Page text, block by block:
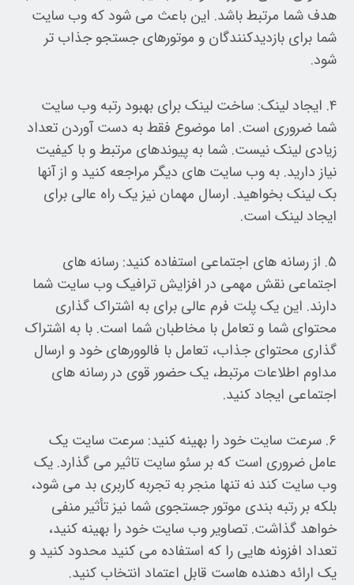
هدف شما مرتبط باشد. این باعث می شود که وب سایت
شما برای بازدیدکنندگان و موتورهای جستجو جذاب تر
شود.
۴. ایجاد لینک: ساخت لینک برای بهبود رتبه وب سایت
شما ضروری است. اما موضوع فقط به دست آوردن تعداد
زیادی لینک نیست. شما به پیوندهای مرتبط و با کیفیت
نیاز دارید. به وب سایت های دیگر مراجعه کنید و از آنها
بک لینک بخواهید. ارسال مهمان نیز یک راه عالی برای
ایجاد لینک است.
۵. از رسانه های اجتماعی استفاده کنید: رسانه های
اجتماعی نقش مهمی در افزایش ترافیک وب سایت شما
دارند. این یک پلت فرم عالی برای به اشتراک گذاری
محتوای شما و تعامل با مخاطبان شما است. با به اشتراک
گذاری محتوای جذاب، تعامل با فالوورهای خود و ارسال
مداوم اطلاعات مرتبط، یک حضور قوی در رسانه های
اجتماعی ایجاد کنید.
۶. سرعت سایت خود را بهینه کنید: سرعت سایت یک
عامل ضروری است که بر سئو سایت تاثیر می گذارد. یک
وب سایت کند نه تنها منجر به تجربه کاربری بد می شود،
بلکه بر رتبه بندی موتور جستجوی شما نیز تأثیر منفی
خواهد گذاشت. تصاویر وب سایت خود را بهینه کنید،
تعداد افزونه هایی را که استفاده می کنید محدود کنید و
یک ارائه دهنده هاست قابل اعتماد انتخاب کنید.